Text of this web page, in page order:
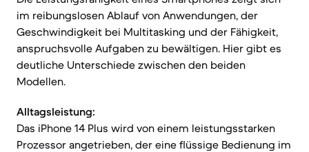
im reibungslosen Ablauf von Anwendungen, der
Geschwindigkeit bei Multitasking und der Fähigkeit,
anspruchsvolle Aufgaben zu bewältigen. Hier gibt es
deutliche Unterschiede zwischen den beiden
Modellen.
Alltagsleistung:
Das iPhone 14 Plus wird von einem leistungsstarken
Prozessor angetrieben, der eine flüssige Bedienung im